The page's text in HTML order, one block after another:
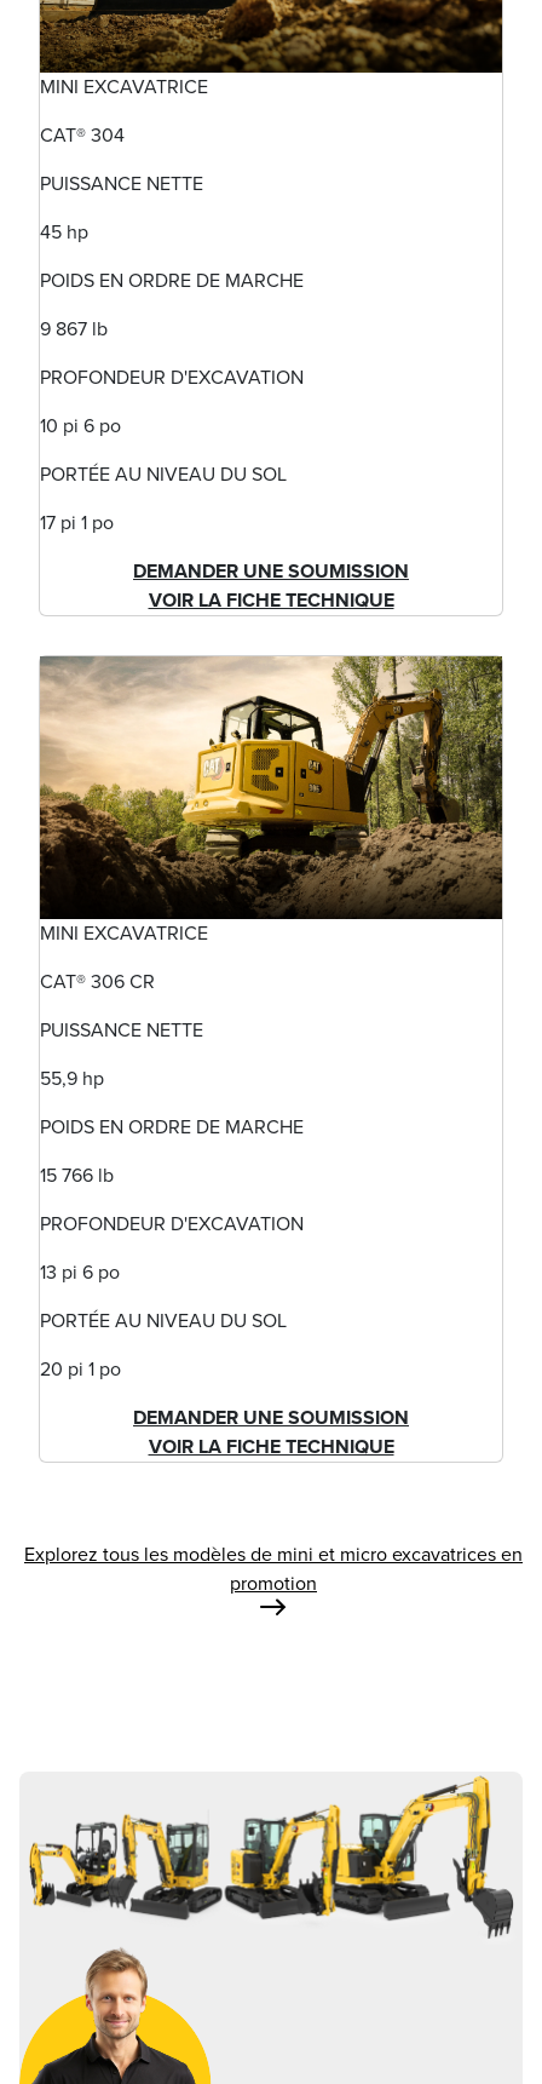
MINI EXCAVATRICE
CAT® 304
PUISSANCE NETTE
45 hp
POIDS EN ORDRE DE MARCHE
9 867 lb
PROFONDEUR D'EXCAVATION
10 pi 6 po
PORTÉE AU NIVEAU DU SOL
17 pi 1 po
DEMANDER UNE SOUMISSION
VOIR LA FICHE TECHNIQUE
MINI EXCAVATRICE
CAT® 306 CR
PUISSANCE NETTE
55,9 hp
POIDS EN ORDRE DE MARCHE
15 766 lb
PROFONDEUR D'EXCAVATION
13 pi 6 po
PORTÉE AU NIVEAU DU SOL
20 pi 1 po
DEMANDER UNE SOUMISSION
VOIR LA FICHE TECHNIQUE
Explorez tous les modèles de mini et micro excavatrices en
promotion